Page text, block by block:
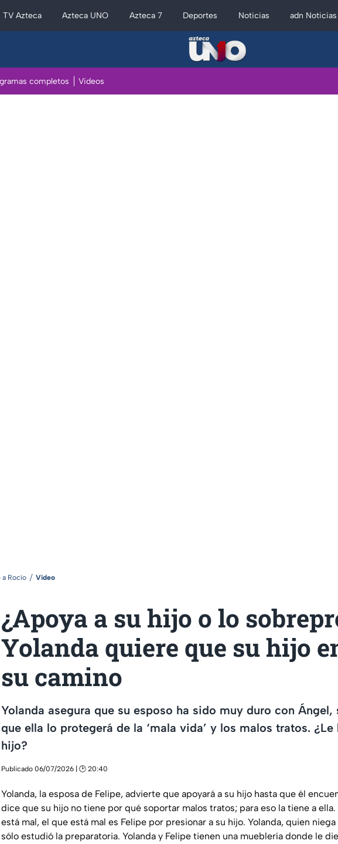
TV Azteca Azteca UNO Azteca 7 Deportes Noticias adn Noticias
completos Videos
a Rocío Video
¿Apoya a su hijo o lo
Yolanda quiere que su hijo
su camino
Yolanda asegura que su esposo ha sido muy duro con
que ella lo protegerá de la ‘mala vida’ y los malos tratos. ¿Le
hijo?
Publicado 06/07/2026 | 🕑 20:40
Yolanda, la esposa de Felipe, advierte que apoyará a su hijo hasta que él
dice que su hijo no tiene por qué soportar malos tratos; para eso la tiene a ella.
está mal, el que está mal es Felipe por presionar a su hijo. Yolanda, quien
sólo estudió la preparatoria. Yolanda y Felipe tienen una mueblería donde le